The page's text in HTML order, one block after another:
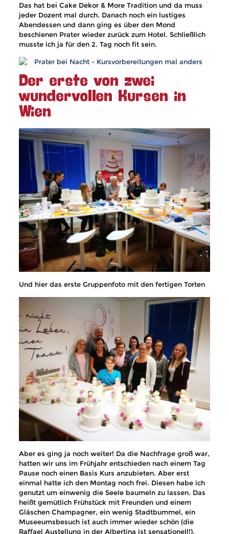
Das hat bei Cake Dekor & More Tradition und da muss
jeder Dozent mal durch. Danach noch ein lustiges
Abendessen und dann ging es über den Mond
beschienen Prater wieder zurück zum Hotel. Schließlich
musste ich ja für den 2. Tag noch fit sein.
Der erste von zwei
wundervollen Kursen in
Wien
Und hier das erste Gruppenfoto mit den fertigen Torten
Aber es ging ja noch weiter! Da die Nachfrage groß war,
hatten wir uns im Frühjahr entschieden nach einem Tag
Pause noch einen Basis Kurs anzubieten. Aber erst
einmal hatte ich den Montag noch frei. Diesen habe ich
genutzt um einwenig die Seele baumeln zu lassen. Das
heißt gemütlich Frühstück mit Freunden und einem
Gläschen Champagner, ein wenig Stadtbummel, ein
Museeumsbesuch ist auch immer wieder schön (die
Raffael Austellung in der Albertina ist sensationell!),